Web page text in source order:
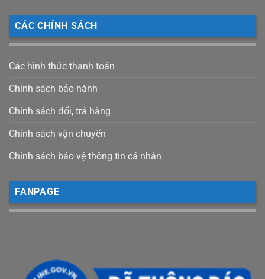
CÁC CHÍNH SÁCH
Các hình thức thanh toán
Chính sách bảo hành
Chính sách đổi, trả hàng
Chính sách vận chuyển
Chính sách bảo vệ thông tin cá nhân
FANPAGE